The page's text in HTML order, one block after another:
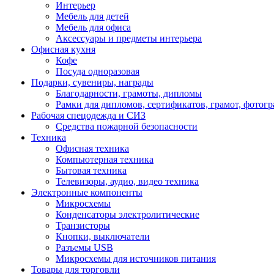
Интерьер
Мебель для детей
Мебель для офиса
Аксессуары и предметы интерьера
Офисная кухня
Кофе
Посуда одноразовая
Подарки, сувениры, награды
Благодарности, грамоты, дипломы
Рамки для дипломов, сертификатов, грамот,
Рабочая спецодежда и СИЗ
Средства пожарной безопасности
Техника
Офисная техника
Компьютерная техника
Бытовая техника
Телевизоры, аудио, видео техника
Электронные компоненты
Микросхемы
Конденсаторы электролитические
Транзисторы
Кнопки, выключатели
Разъемы USB
Микросхемы для источников питания
Товары для торговли